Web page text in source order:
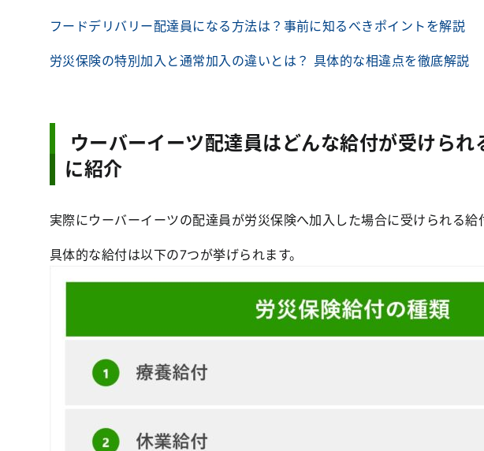
フードデリバリー配達員になる方法は？事前に知るべきポイントを解説
労災保険の特別加入と通常加入の違いとは？ 具体的な相違点を徹底解説
ウーバーイーツ配達員はどんな給付が受けら
に紹介
実際にウーバーイーツの配達員が労災保険へ加入した場合に受けられる給
具体的な給付は以下の7つが挙げられます。